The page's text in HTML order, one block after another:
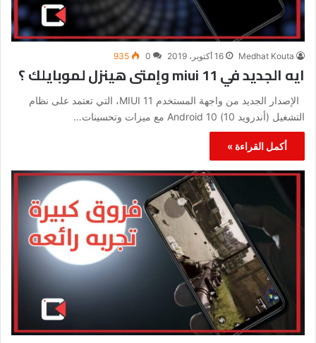
Medhat Kouta 16 أكتوبر، 2019 0
935
ايه الجديد في miui 11 وإمتى هينزل لموبايلك ؟
الإصدار الجديد من واجهة المستخدم MIUI 11، التي تعتمد على نظام
التشغيل (أندرويد 10) Android 10 مع ميزات وتحسينات…
أكمل القراءة »